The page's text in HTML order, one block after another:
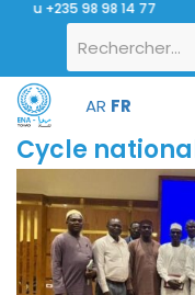
98 98 14 77
AR FR
Cycle